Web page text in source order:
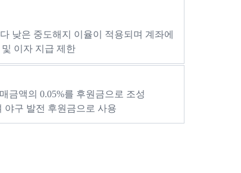
낮은 중도해지 이율이 적용되며 계좌에
이자 지급 제한
금액의 0.05%를 후원금으로 조성
야구 발전 후원금으로 사용